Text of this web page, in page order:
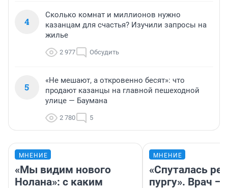
4
Сколько комнат и миллионов нужно
казанцам для счастья? Изучили запросы на
жилье
2 977 Обсудить
5
«Не мешают, а откровенно бесят»: что
продают казанцы на главной пешеходной
улице — Баумана
2 780 5
МНЕНИЕ
«Мы видим нового
Нолана»: с каким
МНЕНИЕ
«Спуталась
пургу». Врач —